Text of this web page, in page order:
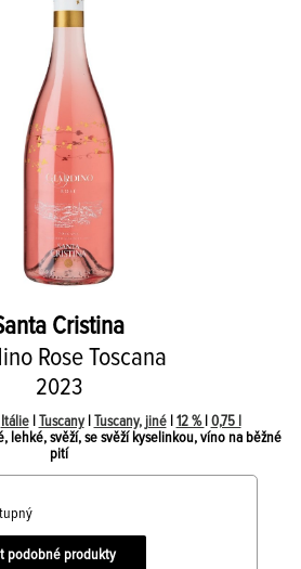
Cristina
Rose Toscana
2023
Itálie| Tuscany| Tuscany, jiné| 12 % 0,75 l
lehké, svěží, se svěží kyselinkou, víno na běžné
pití
podobné produkty